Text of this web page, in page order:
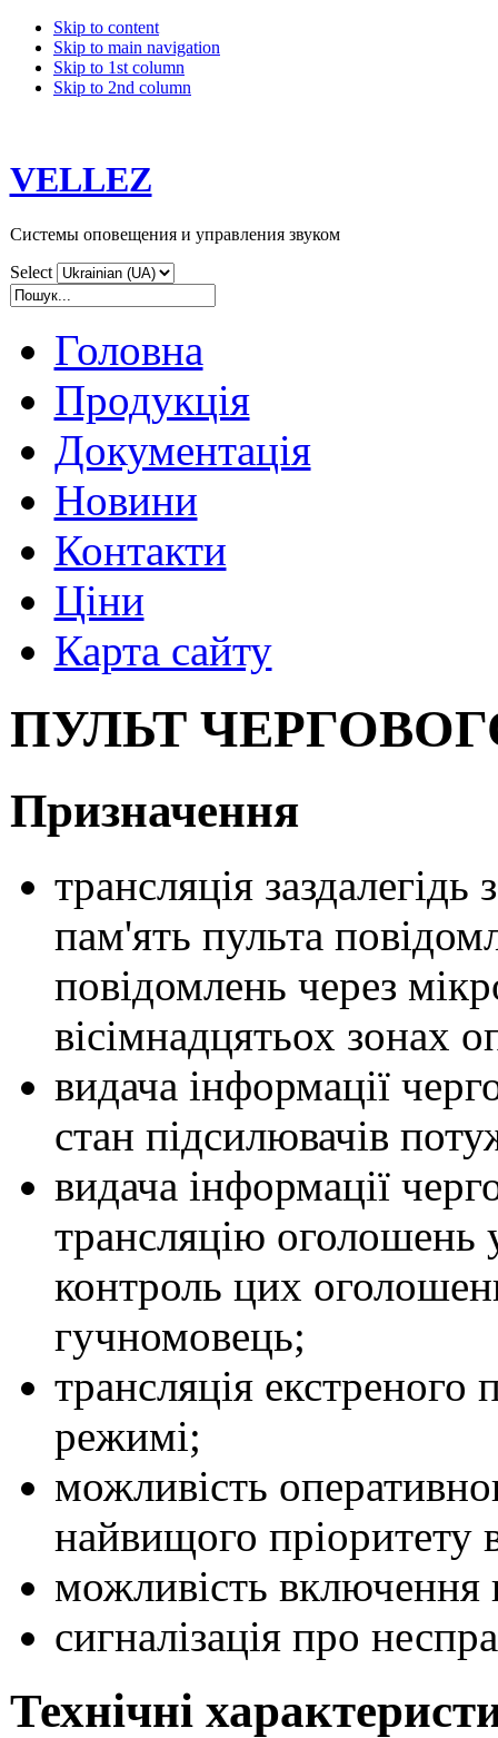
Skip to content
Skip to main navigation
Skip to 1st column
Skip to 2nd column
VELLEZ
Системы оповещения и управления звуком
Select
Головна
Продукція
Документація
Новини
Контакти
Ціни
Карта сайту
ПУЛЬТ
Призначення
трансляція заздалегідь
пам'ять пульта
повідомлень через
вісімнадцятьох зонах
видача інформації
стан підсилювачів
видача інформації
трансляцію оголошень
контроль цих
гучномовець;
трансляція
режимі;
можливість
найвищого пріоритету
можливість включення
сигналізація про
Технічні